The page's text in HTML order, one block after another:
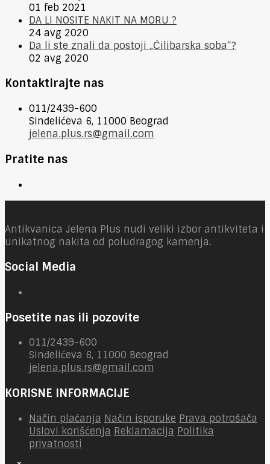
01 feb 2021
DA LI NOSITE NAKIT NA MORU ?
24 avg 2020
Da li ste znali da postoji „Ćilibarska soba“?
02 avg 2020
Kontaktirajte nas
011/2439-600
Sinđelićeva 6, 11000 Beograd
jelena.plus.rs@gmail.com
Pratite nas
Antikvanica Jelena Plus nudi veliki izbor antikviteta i
unikatnog nakita od poludragog kamenja.
Social Media
Posetite nas ili pozovite
011/2439-600
Sinđelićeva 6, 11000 Beograd
jelena.plus.rs@gmail.com
KORISNE INFORMACIJE
Način plaćanja Način isporuke Prava potrošača
Uslovi korišćenja Reklamacija Politika
privatnosti